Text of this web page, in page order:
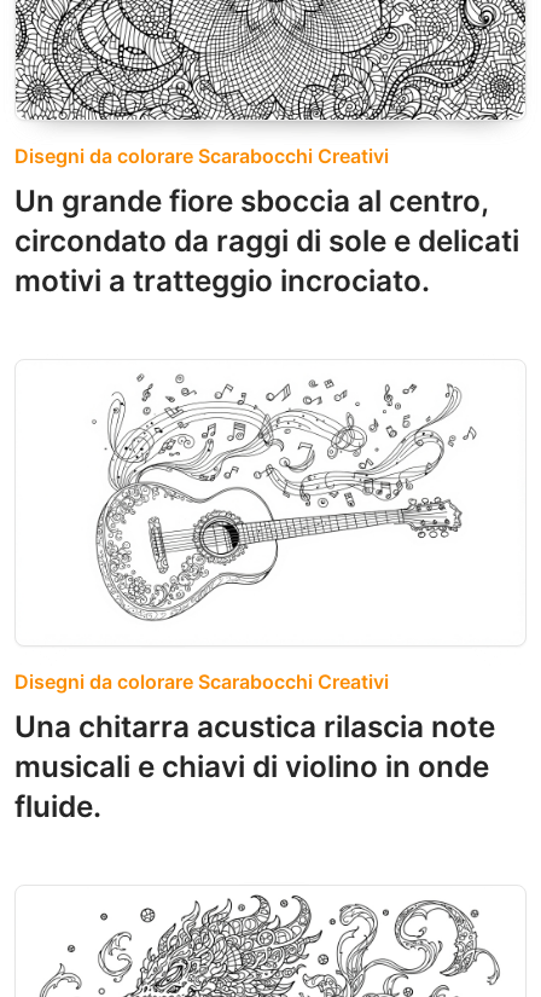
Disegni da colorare Scarabocchi Creativi
Un grande fiore sboccia al centro,
circondato da raggi di sole e delicati
motivi a tratteggio incrociato.
Disegni da colorare Scarabocchi Creativi
Una chitarra acustica rilascia note
musicali e chiavi di violino in onde
fluide.